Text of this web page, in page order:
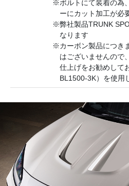
※ボルトにて装着の為
ーにカット加工が必
※弊社製品TRUNK
なります
※カーボン製品につき
はございませんので
仕上げをお勧めして
BL1500-3K）を使用